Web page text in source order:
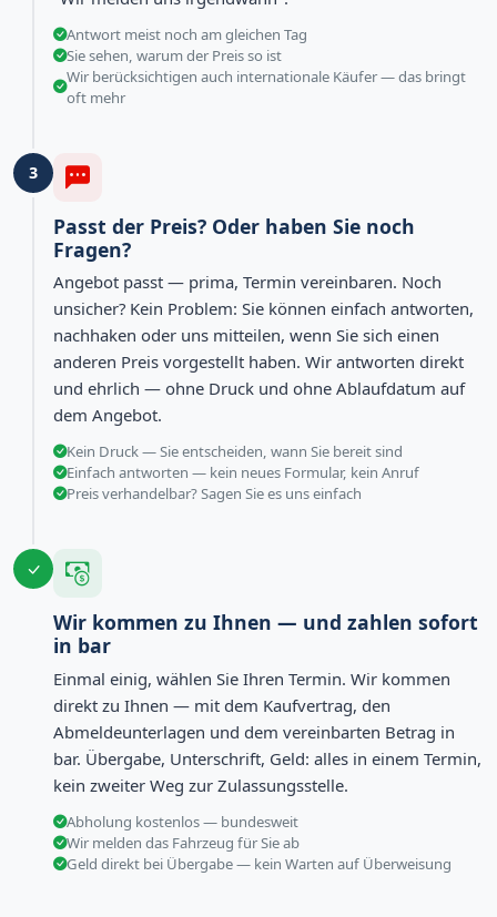
Antwort meist noch am gleichen Tag
Sie sehen, warum der Preis so ist
Wir berücksichtigen auch internationale Käufer — das bringt
oft mehr
3
Passt der Preis? Oder haben Sie noch
Fragen?
Angebot passt — prima, Termin vereinbaren. Noch
unsicher? Kein Problem: Sie können einfach antworten,
nachhaken oder uns mitteilen, wenn Sie sich einen
anderen Preis vorgestellt haben. Wir antworten direkt
und ehrlich — ohne Druck und ohne Ablaufdatum auf
dem Angebot.
Kein Druck — Sie entscheiden, wann Sie bereit sind
Einfach antworten — kein neues Formular, kein Anruf
Preis verhandelbar? Sagen Sie es uns einfach
Wir kommen zu Ihnen — und zahlen sofort
in bar
Einmal einig, wählen Sie Ihren Termin. Wir kommen
direkt zu Ihnen — mit dem Kaufvertrag, den
Abmeldeunterlagen und dem vereinbarten Betrag in
bar. Übergabe, Unterschrift, Geld: alles in einem Termin,
kein zweiter Weg zur Zulassungsstelle.
Abholung kostenlos — bundesweit
Wir melden das Fahrzeug für Sie ab
Geld direkt bei Übergabe — kein Warten auf Überweisung